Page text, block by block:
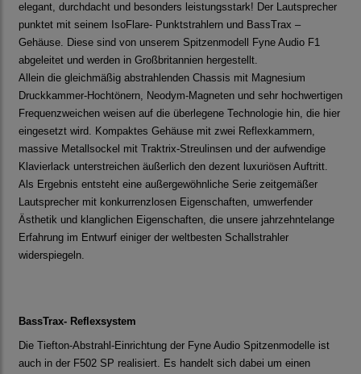
elegant, durchdacht und besonders leistungsstark! Der Lautsprecher
punktet mit seinem IsoFlare- Punktstrahlern und BassTrax –
Gehäuse. Diese sind von unserem Spitzenmodell Fyne Audio F1
abgeleitet und werden in Großbritannien hergestellt.
Allein die gleichmäßig abstrahlenden Chassis mit Magnesium
Druckkammer-Hochtönern, Neodym-Magneten und sehr hochwertigen
Frequenzweichen weisen auf die überlegene Technologie hin, die hier
eingesetzt wird. Kompaktes Gehäuse mit zwei Reflexkammern,
massive Metallsockel mit Traktrix-Streulinsen und der aufwendige
Klavierlack unterstreichen äußerlich den dezent luxuriösen Auftritt.
Als Ergebnis entsteht eine außergewöhnliche Serie zeitgemäßer
Lautsprecher mit konkurrenzlosen Eigenschaften, umwerfender
Ästhetik und klanglichen Eigenschaften, die unsere jahrzehntelange
Erfahrung im Entwurf einiger der weltbesten Schallstrahler
widerspiegeln.
BassTrax- Reflexsystem
Die Tiefton-Abstrahl-Einrichtung der Fyne Audio Spitzenmodelle ist
auch in der F502 SP realisiert. Es handelt sich dabei um einen